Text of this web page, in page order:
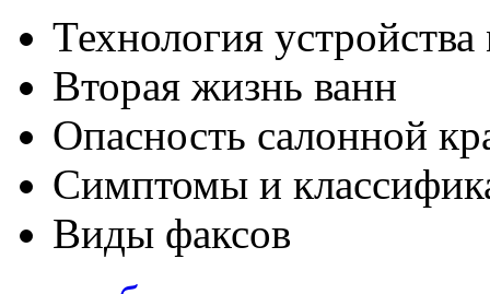
Технология
Вторая жизнь ванн
Опасность салонной
Симптомы и
Виды факсов